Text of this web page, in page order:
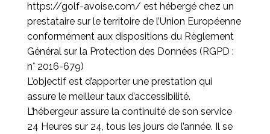
https://golf-avoise.com/ est hébergé chez un
prestataire sur le territoire de l’Union Européenne
conformément aux dispositions du Règlement
Général sur la Protection des Données (RGPD :
n° 2016-679)
L’objectif est d’apporter une prestation qui
assure le meilleur taux d’accessibilité.
L’hébergeur assure la continuité de son service
24 Heures sur 24, tous les jours de l’année. Il se